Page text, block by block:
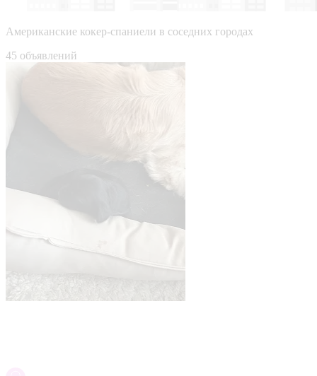
Американские кокер-спаниели в соседних городах
45 объявлений